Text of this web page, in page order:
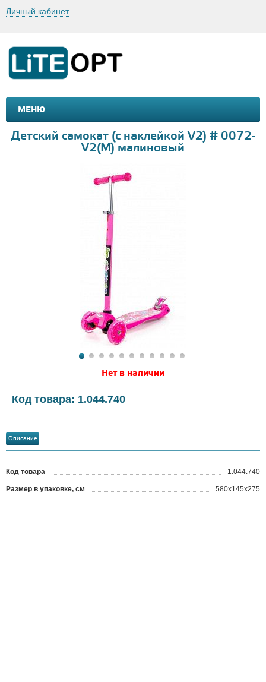
Личный кабинет
МЕНЮ
МАШИНКИ И МОТОЦИКЛЫ
Детский самокат (с наклейкой V2) # 0072-
V2(М) малиновый
Нет в наличии
Код товара: 1.044.740
Описание
Код товара 1.044.740
Размер в упаковке, см 580x145x275